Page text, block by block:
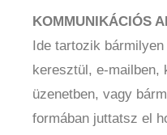
KOMMUNIKÁCIÓS
Ide tartozik
keresztül, e-mailben,
üzenetben, vagy
formában juttatsz el